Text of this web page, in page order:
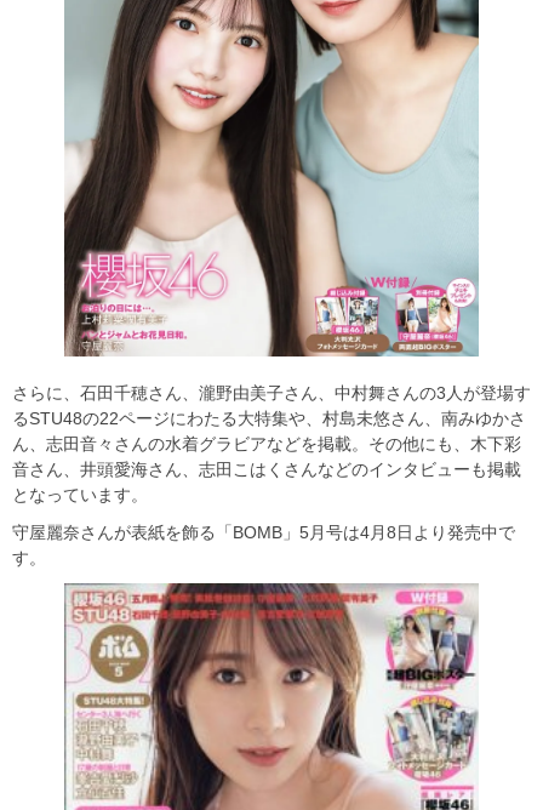
さらに、石田千穂さん、瀧野由美子さん、中村舞さんの3人が登場す
るSTU48の22ページにわたる大特集や、村島未悠さん、南みゆかさ
ん、志田音々さんの水着グラビアなどを掲載。その他にも、木下彩
音さん、井頭愛海さん、志田こはくさんなどのインタビューも掲載
となっています。
守屋麗奈さんが表紙を飾る「BOMB」5月号は4月8日より発売中で
す。